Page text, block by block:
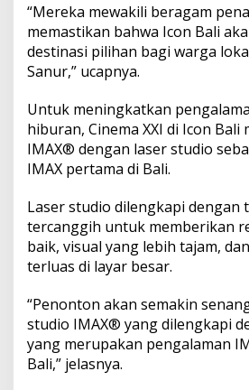
“Mereka mewakili beragam
memastikan bahwa Icon Bali
destinasi pilihan bagi warga
Sanur,” ucapnya.
Untuk meningkatkan
hiburan, Cinema XXI di Icon
IMAX® dengan laser studio
IMAX pertama di Bali.
Laser studio dilengkapi dengan
tercanggih untuk memberikan
baik, visual yang lebih tajam,
terluas di layar besar.
“Penonton akan semakin
studio IMAX® yang dilengkapi
yang merupakan pengalaman
Bali,” jelasnya.